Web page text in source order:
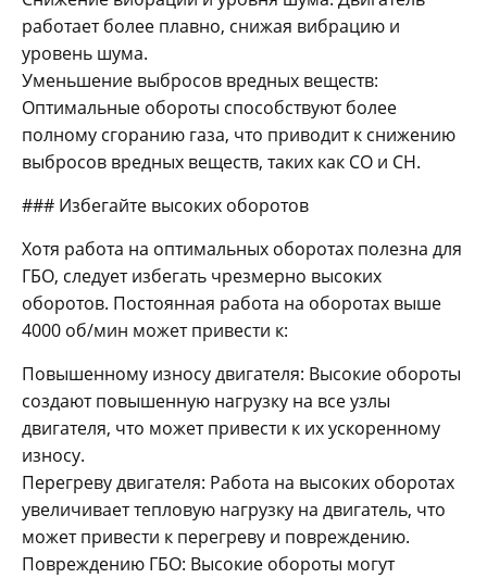
работает более плавно, снижая вибрацию и
уровень шума.
Уменьшение выбросов вредных веществ:
Оптимальные обороты способствуют более
полному сгоранию газа, что приводит к снижению
выбросов вредных веществ, таких как CO и CH.
### Избегайте высоких оборотов
Хотя работа на оптимальных оборотах полезна для
ГБО, следует избегать чрезмерно высоких
оборотов. Постоянная работа на оборотах выше
4000 об/мин может привести к:
Повышенному износу двигателя: Высокие обороты
создают повышенную нагрузку на все узлы
двигателя, что может привести к их ускоренному
износу.
Перегреву двигателя: Работа на высоких оборотах
увеличивает тепловую нагрузку на двигатель, что
может привести к перегреву и повреждению.
Повреждению ГБО: Высокие обороты могут